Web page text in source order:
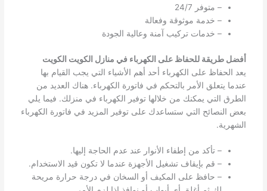
– متوفر 24/7
– خدمة موثوقة وفعالة
– خدمات تركيب آمنة وعالية الجودة
أفضل طريقة للحفاظ على الكهرباء في منازل الكويت الكويت
يعد الحفاظ على الكهرباء أحد أهم الأشياء التي يجب القيام بها
عندما يتعلق الأمر بالتحكم في فاتورة الكهرباء. هناك العديد من
الطرق التي يمكنك من خلالها توفير الكهرباء في منزلك. فيما يلي
بعض النصائح التي ستساعدك على توفير المزيد في فاتورة الكهرباء
الشهرية.
– تأكد من إطفاء الأنوار عند عدم الحاجة إليها.
– قم بإيقاف تشغيل الأجهزة عندما لا تكون قيد الاستخدام.
– حافظ على المكيف أو السخان في درجة حرارة مريحة